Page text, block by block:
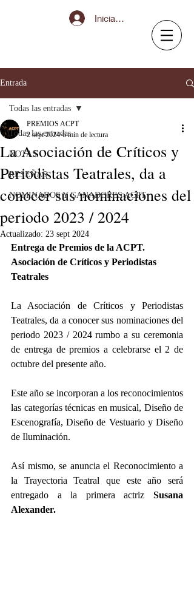
Iniciar sesión
Entrada
Todas las entradas
NOTAS
RESEÑAS
NOMINADOS Y GANADORES ACPT
Todas las entradas
La Asociación de Críticos y
Periodistas Teatrales, da a
conocer sus nominaciones del
periodo 2023 / 2024
PREMIOS ACPT
2 sept 2024 6 min de lectura
Actualizado: 23 sept 2024
Entrega de Premios de la ACPT.
Asociación de Críticos y Periodistas
Teatrales
La Asociación de Críticos y Periodistas
Teatrales, da a conocer sus nominaciones del
periodo 2023 / 2024 rumbo a su ceremonia
de entrega de premios a celebrarse el 2 de
octubre del presente año.
Este año se incorporan a los reconocimientos
las categorías técnicas en musical, Diseño de
Escenografía, Diseño de Vestuario y Diseño
de Iluminación.
Así mismo, se anuncia el Reconocimiento a
la Trayectoria Teatral que este año será
entregado a la primera actriz Susana
Alexander.